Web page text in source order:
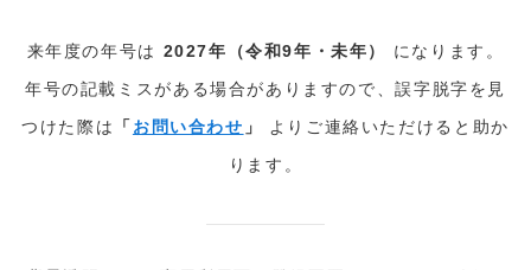
来年度の年号は 2027年（令和9年・未年）
になります。
年号の記載ミスがある場合がありますので、誤字脱字を見
つけた際は
「お問い合わせ 」
よりご連絡いただけると助か
ります。